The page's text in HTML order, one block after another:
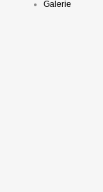
Galerie